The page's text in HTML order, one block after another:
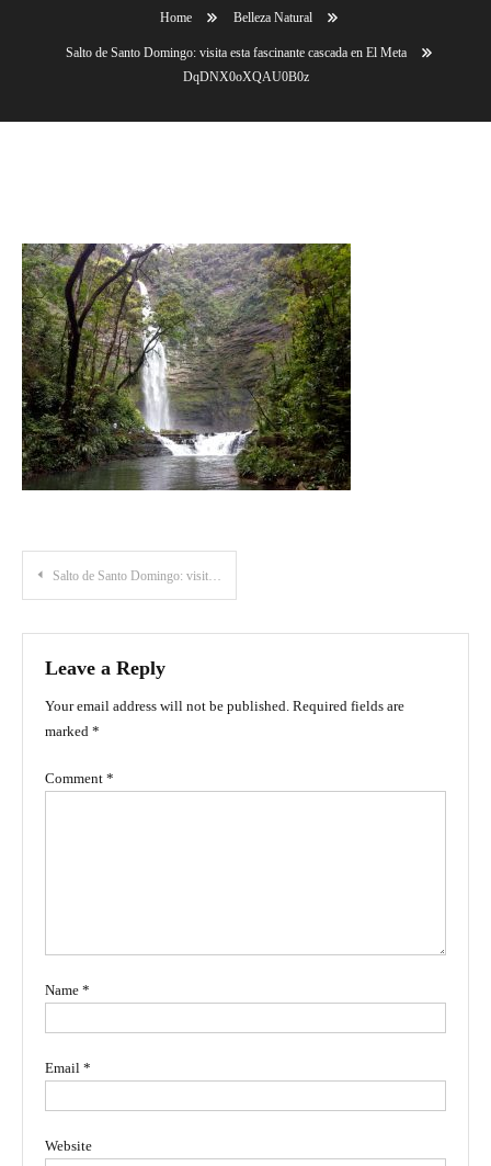
Home Belleza Natural
Salto de Santo Domingo: visita esta fascinante cascada en El Meta
DqDNX0oXQAU0B0z
Post
navigation
Salto de Santo Domingo: visita esta fascinante cascada en El Meta
Leave a Reply
Your email address will not be published. Required fields are
marked *
Comment *
Name *
Email *
Website